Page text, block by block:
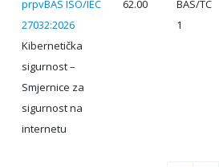
prpvBAS ISO/IEC
27032:2026
Kibernetička
sigurnost –
Smjernice za
sigurnost na
internetu
62.00
BAS/TC
1